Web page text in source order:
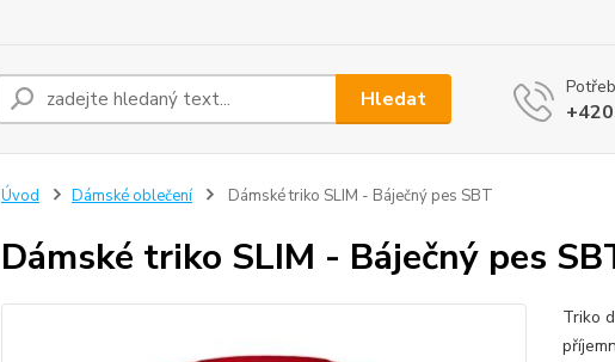
Hledat
Úvod Dámské oblečení Dámské triko SLIM - Báječný pes SBT
Dámské triko SLIM - Báječný pes
Triko